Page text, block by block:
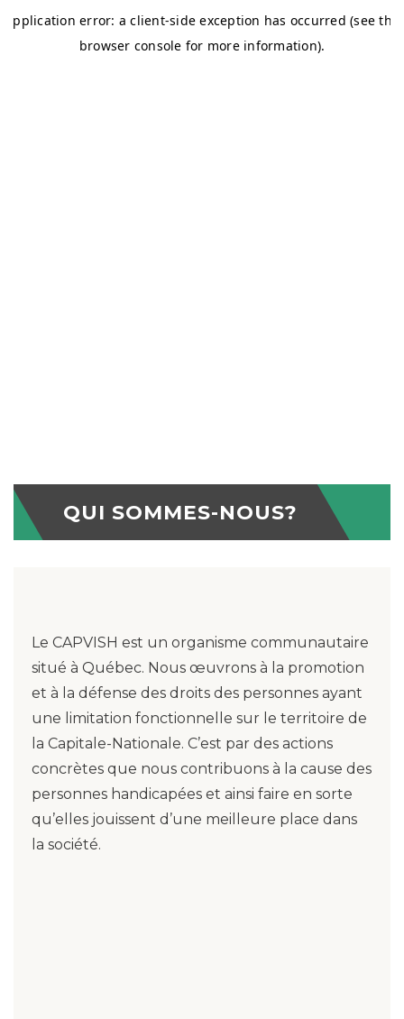
QUI SOMMES-NOUS?
Le CAPVISH est un organisme communautaire
situé à Québec. Nous œuvrons à la promotion
et à la défense des droits des personnes ayant
une limitation fonctionnelle sur le territoire de
la Capitale-Nationale. C’est par des actions
concrètes que nous contribuons à la cause des
personnes handicapées et ainsi faire en sorte
qu’elles jouissent d’une meilleure place dans
la société.